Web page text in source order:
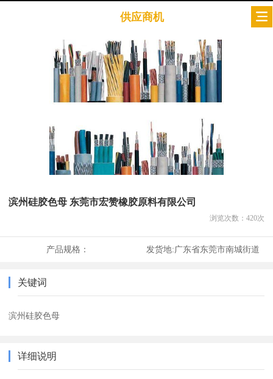
供应商机
滨州硅胶色母 东莞市宏赞橡胶原料有限公司
浏览次数： 420次
产品规格： 发货地:广东省东莞市南城街道
关键词
滨州硅胶色母
详细说明